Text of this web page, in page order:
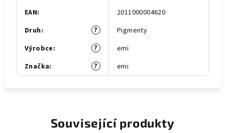
EAN:
2011000004620
?
Druh:
Pigmenty
?
Výrobce:
emi
?
Značka: emi
Související produkty